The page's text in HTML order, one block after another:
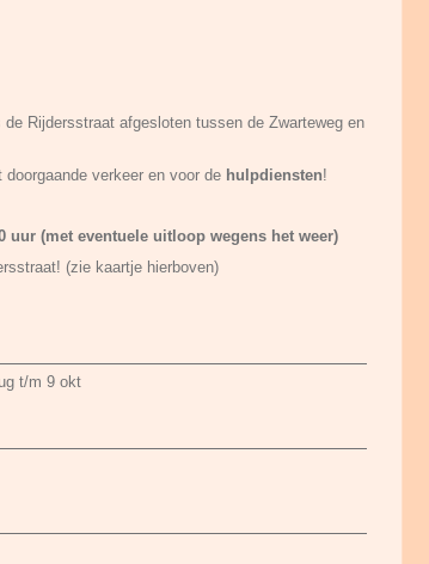
Rijdersstraat afgesloten tussen de Zwarteweg en
verkeer en voor de hulpdiensten!
uur (met eventuele uitloop wegens het weer)
(zie kaartje hierboven)
t/m 9 okt